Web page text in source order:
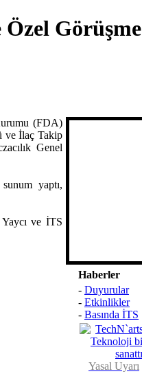
Görüşme
(FDA)
ve İlaç Takip
Genel
yaptı,
ve İTS
Haberler
- Duyurular
- Etkinlikler
- Basında İTS
Yasal Uyarı